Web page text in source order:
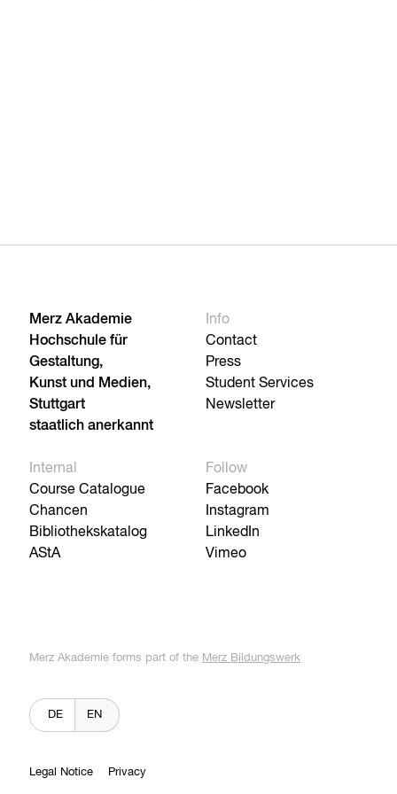
Merz Akademie
Hochschule für
Gestaltung,
Kunst und Medien,
Stuttgart
staatlich anerkannt
Info
Contact
Press
Student Services
Newsletter
Internal
Course Catalogue
Chancen
Bibliothekskatalog
AStA
Follow
Facebook
Instagram
LinkedIn
Vimeo
Merz Akademie forms part of the Merz Bildungswerk
DE EN
Legal Notice Privacy